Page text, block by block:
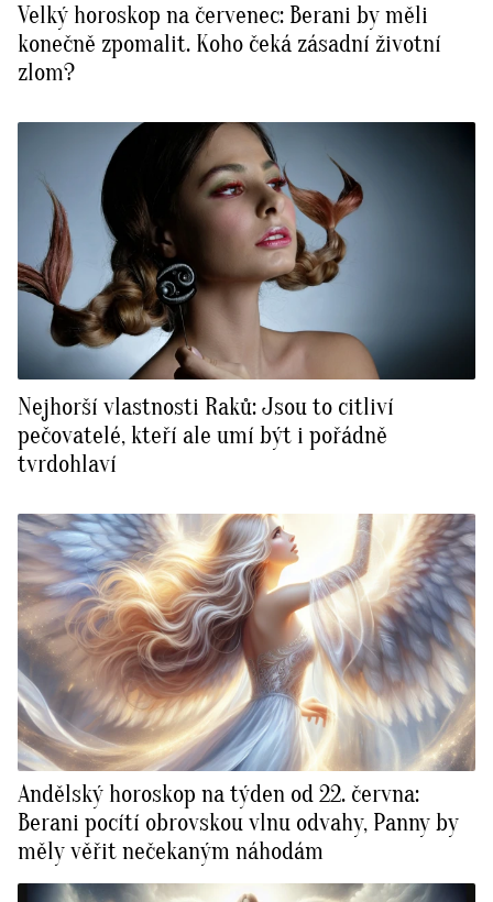
Velký horoskop na červenec: Berani by měli
konečně zpomalit. Koho čeká zásadní životní
zlom?
Nejhorší vlastnosti Raků: Jsou to citliví
pečovatelé, kteří ale umí být i pořádně
tvrdohlaví
Andělský horoskop na týden od 22. června:
Berani pocítí obrovskou vlnu odvahy, Panny by
měly věřit nečekaným náhodám